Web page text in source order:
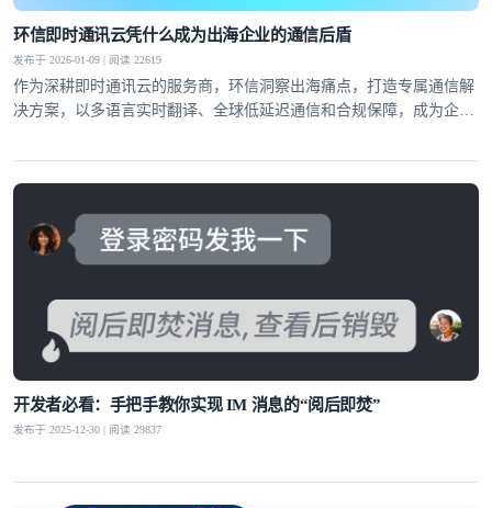
环信即时通讯云凭什么成为出海企业的通信后盾
发布于 2026-01-09 | 阅读 22619
作为深耕即时通讯云的服务商，环信洞察出海痛点，打造专属通信解
决方案，以多语言实时翻译、全球低延迟通信和合规保障，成为企业
开发者必看：手把手教你实现 IM 消息的“阅后即焚”
发布于 2025-12-30 | 阅读 29837